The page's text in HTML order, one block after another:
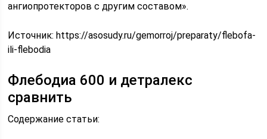
ангиопротекторов с другим составом».
Источник:https://asosudy.ru/gemorroj/preparaty/flebofa-
ili-flebodia
Флебодиа 600 и детралекс
сравнить
Содержание статьи: